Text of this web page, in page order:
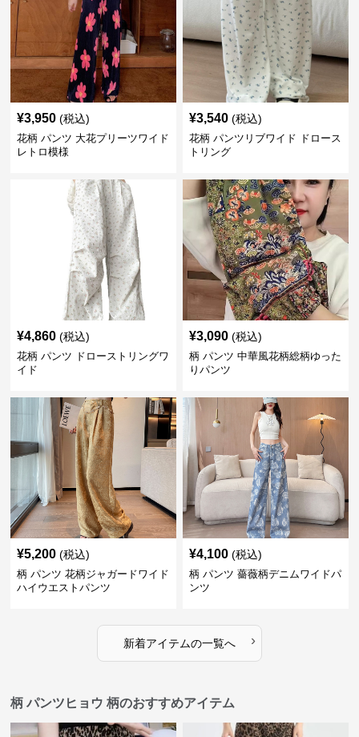
¥3,950 (税込)
花柄 パンツ 大花プリーツワイド
レトロ模様
¥3,540 (税込)
花柄 パンツリブワイド ドロース
トリング
¥4,860 (税込)
花柄 パンツ ドローストリングワ
イド
¥3,090 (税込)
柄 パンツ 中華風花柄総柄ゆった
りパンツ
¥5,200 (税込)
柄 パンツ 花柄ジャガードワイド
ハイウエストパンツ
¥4,100 (税込)
柄 パンツ 薔薇柄デニムワイドパ
ンツ
新着アイテムの一覧へ ›
柄 パンツヒョウ 柄のおすすめアイテム